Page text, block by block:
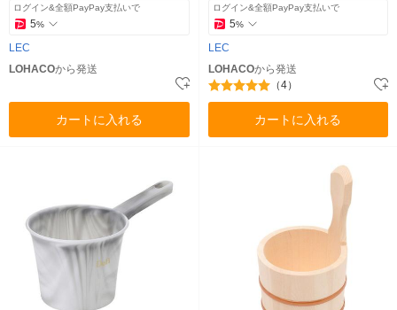
ログイン&全額PayPay支払いで
5%
LEC
LOHACOから発送
カートに入れる
ログイン&全額PayPay支払いで
5%
LEC
LOHACOから発送
（4）
カートに入れる